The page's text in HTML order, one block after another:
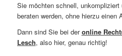
Sie möchten schnell,
beraten werden, ohne hierzu einen
Dann sind Sie bei deronline
Lesch, also hier, genau richtig!